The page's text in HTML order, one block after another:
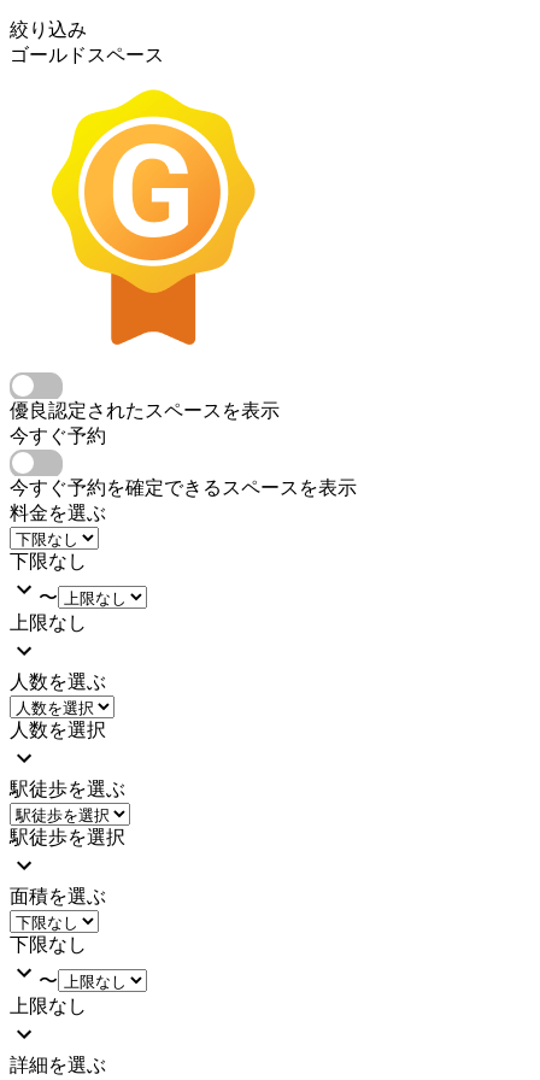
絞り込み
ゴールドスペース
優良認定されたスペースを表示
今すぐ予約
今すぐ予約を確定できるスペースを表示
料金を選ぶ
下限なし
〜
上限なし
人数を選ぶ
人数を選択
駅徒歩を選ぶ
駅徒歩を選択
面積を選ぶ
下限なし
〜
上限なし
詳細を選ぶ